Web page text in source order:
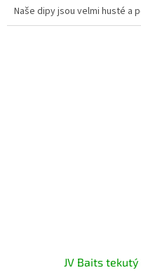
Naše dipy jsou velmi husté a
JV Baits